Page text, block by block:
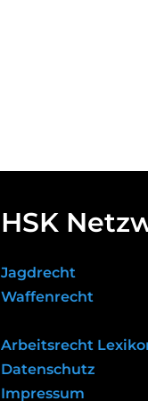
HSK
Jagdrecht
Waffenrecht
Arbeitsrecht
Datenschutz
Impressum